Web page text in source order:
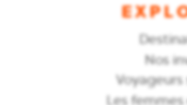
Nos
Les